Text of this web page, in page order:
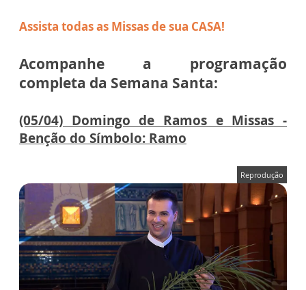
Assista todas as Missas de sua CASA!
Acompanhe a programação
completa da Semana Santa:
(05/04) Domingo de Ramos e Missas -
Benção do Símbolo: Ramo
Reprodução